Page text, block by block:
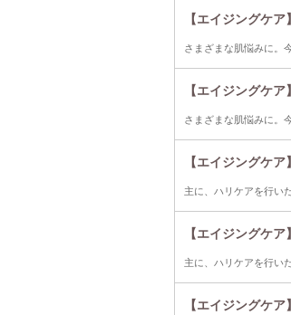
【エイジングケ
さまざまな肌悩みに。
【エイジングケ
さまざまな肌悩みに。
【エイジングケ
主に、ハリケアを行い
【エイジングケ
主に、ハリケアを行い
【エイジングケ